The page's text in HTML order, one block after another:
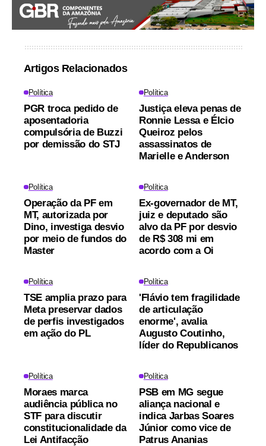
Artigos Relacionados
Política
PGR troca pedido de
aposentadoria
compulsória de Buzzi
por demissão do STJ
Política
Justiça eleva penas de
Ronnie Lessa e Élcio
Queiroz pelos
assassinatos de
Marielle e Anderson
Política
Operação da PF em
MT, autorizada por
Dino, investiga desvio
por meio de fundos do
Master
Política
Ex-governador de MT,
juiz e deputado são
alvo da PF por desvio
de R$ 308 mi em
acordo com a Oi
Política
TSE amplia prazo para
Meta preservar dados
de perfis investigados
em ação do PL
Política
'Flávio tem fragilidade
de articulação
enorme', avalia
Augusto Coutinho,
líder do Republicanos
Política
Moraes marca
audiência pública no
STF para discutir
constitucionalidade da
Lei Antifacção
Política
PSB em MG segue
aliança nacional e
indica Jarbas Soares
Júnior como vice de
Patrus Ananias